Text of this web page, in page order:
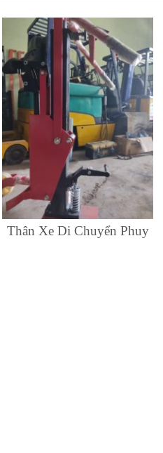
Thân Xe Di Chuyển Phuy